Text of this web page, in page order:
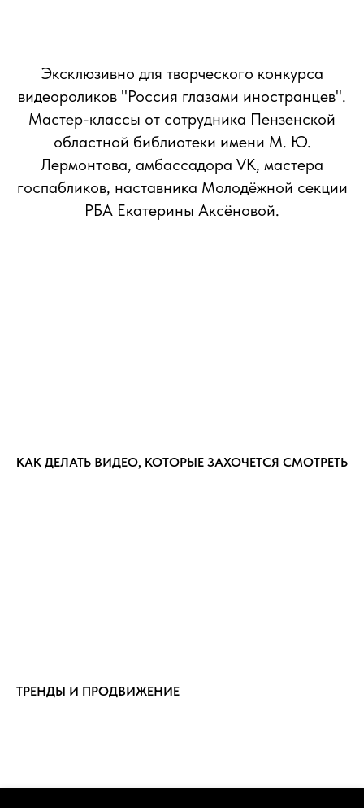
Эксклюзивно для творческого конкурса
видеороликов "Россия глазами иностранцев".
Мастер-классы от сотрудника Пензенской
областной библиотеки имени М. Ю.
Лермонтова, амбассадора VK, мастера
госпабликов, наставника Молодёжной секции
РБА Екатерины Аксёновой.
КАК ДЕЛАТЬ ВИДЕО, КОТОРЫЕ ЗАХОЧЕТСЯ СМОТРЕТЬ
ТРЕНДЫ И ПРОДВИЖЕНИЕ